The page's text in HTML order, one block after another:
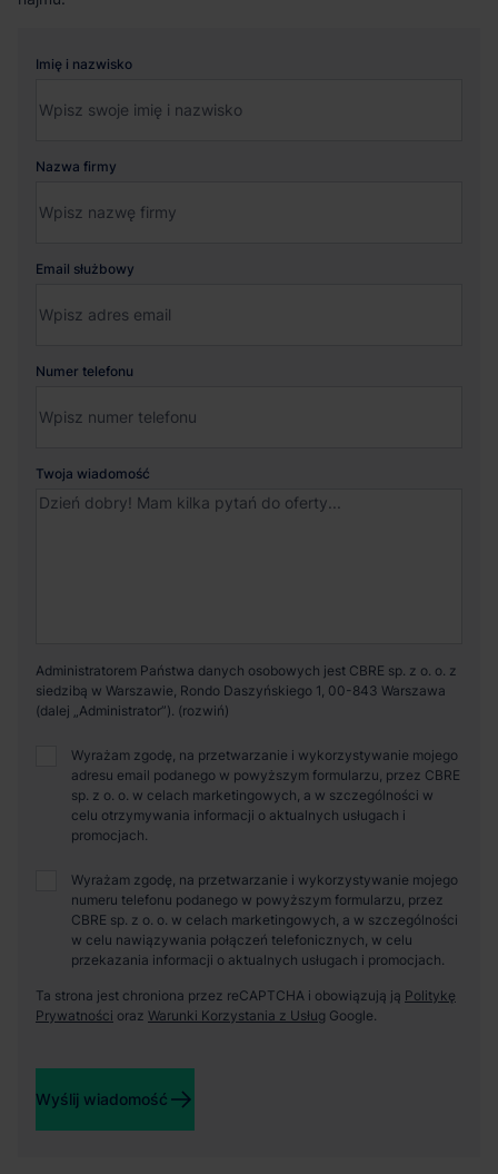
Imię i nazwisko
Nazwa firmy
Email służbowy
Numer telefonu
Twoja wiadomość
Administratorem Państwa danych osobowych jest CBRE sp. z o. o. z
siedzibą w Warszawie, Rondo Daszyńskiego 1, 00-843 Warszawa
(dalej „Administrator”).
Wyrażam zgodę, na przetwarzanie i wykorzystywanie mojego
adresu email podanego w powyższym formularzu, przez CBRE
sp. z o. o. w celach marketingowych, a w szczególności w
celu otrzymywania informacji o aktualnych usługach i
promocjach.
Wyrażam zgodę, na przetwarzanie i wykorzystywanie mojego
numeru telefonu podanego w powyższym formularzu, przez
CBRE sp. z o. o. w celach marketingowych, a w szczególności
w celu nawiązywania połączeń telefonicznych, w celu
przekazania informacji o aktualnych usługach i promocjach.
Ta strona jest chroniona przez reCAPTCHA i obowiązują ją Politykę
Prywatności oraz Warunki Korzystania z Usług Google.
Wyślij wiadomość